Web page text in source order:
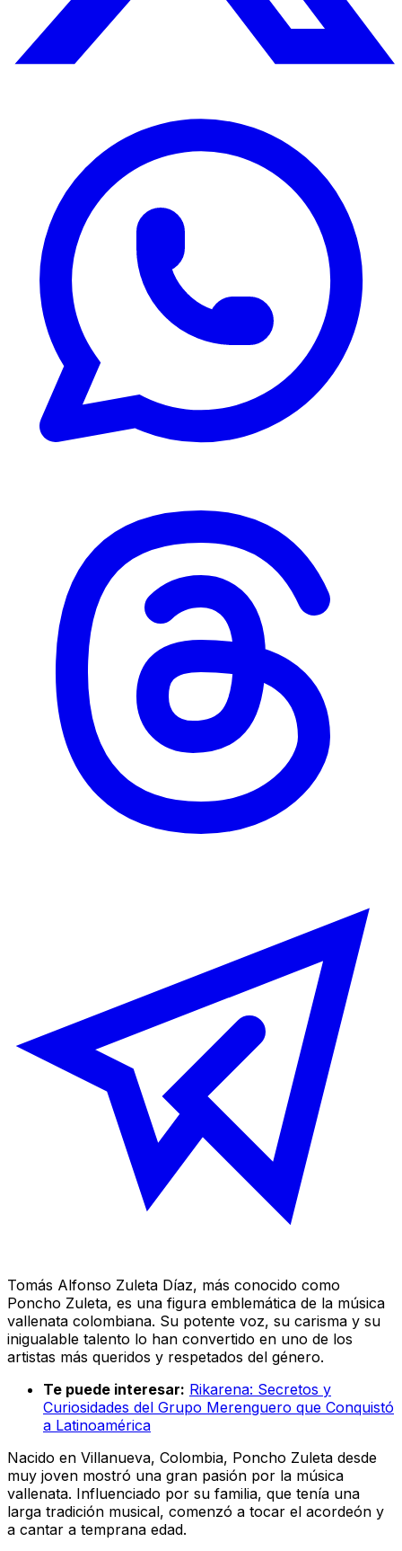
Tomás Alfonso Zuleta Díaz, más conocido como
Poncho Zuleta, es una figura emblemática de la música
vallenata colombiana. Su potente voz, su carisma y su
inigualable talento lo han convertido en uno de los
artistas más queridos y respetados del género.
Te puede interesar: Rikarena: Secretos y
Curiosidades del Grupo Merenguero que Conquistó
a Latinoamérica
Nacido en Villanueva, Colombia, Poncho Zuleta desde
muy joven mostró una gran pasión por la música
vallenata. Influenciado por su familia, que tenía una
larga tradición musical, comenzó a tocar el acordeón y
a cantar a temprana edad.